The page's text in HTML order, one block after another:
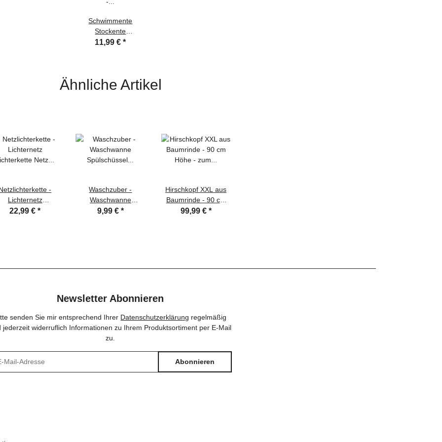
Schwimmente
Stockente
Schnatterente
11,99 €*
Ähnliche Artikel
-
Lichternetz
Netz
22,99 €*
Waschzuber -
Waschwanne
Spülschüssel
9,99 € *
Hirschkopf XXL aus
Baumrinde - 90 cm
Höhe - zum hängen -
99,99 € *
Newsletter Abonnieren
senden Sie mir entsprechend Ihrer Datenschutzerklärung regelmäßig
jederzeit widerruflich Informationen zu Ihrem Produktsortiment per E-Mail
zu.
Abonnieren